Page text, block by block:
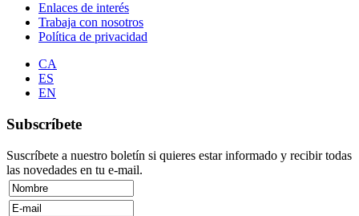
Enlaces de interés
Trabaja con nosotros
Política de privacidad
CA
ES
EN
Subscríbete
Suscríbete a nuestro boletín si quieres estar informado y recibir todas
las novedades en tu e-mail.